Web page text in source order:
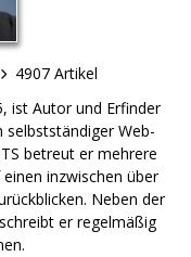
4907 Artikel
ist Autor und Erfinder
selbstständiger Web-
betreut er mehrere
inzwischen über
Neben der
er regelmäßig